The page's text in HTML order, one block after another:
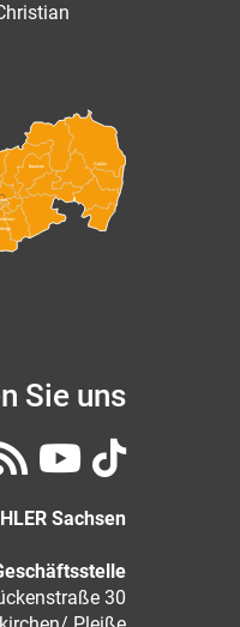
Bautzen Görlitz
Sie uns
Sachsen
30